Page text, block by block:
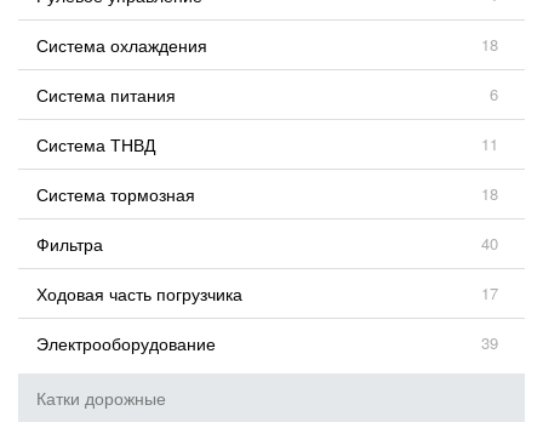
Система охлаждения 18
Система питания 6
Система ТНВД 11
Система тормозная 18
Фильтра 40
Ходовая часть погрузчика 17
Электрооборудование 39
Катки дорожные